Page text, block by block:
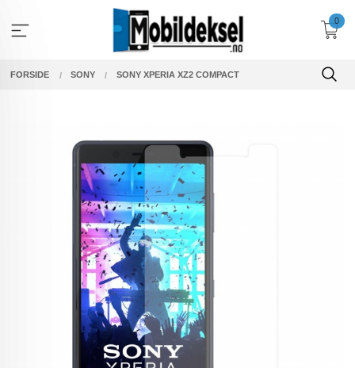
innholdet
0
FORSIDE SONY SONY XPERIA XZ2 COMPACT